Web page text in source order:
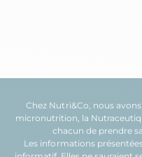
Chez Nutri&Co, nous
micronutrition, la
chacun de prendre
Les informations